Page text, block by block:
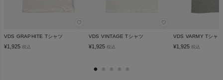
♡
VDS GRAPHITE Tシャツ
¥1,925 税込
♡
VDS VINTAGE Tシャツ
¥1,925 税込
VDS VARMY Tシャツ
¥1,925 税込